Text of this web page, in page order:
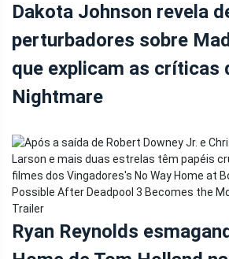
Dakota Johnson revela
perturbadores sobre
que explicam as críticas
Nightmare
Ryan Reynolds